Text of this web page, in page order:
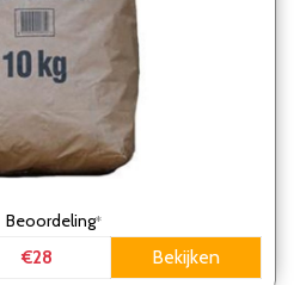
Beoordeling*
€28 Bekijken